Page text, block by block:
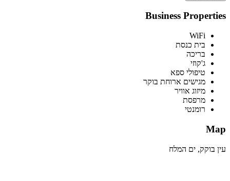
Business Properties
WiFi
בית כנסת
בריכה
ג'קוזי
טיפולי ספא
מגישים ארוחת בוקר
מיזוג אוויר
מרפסת
רומנטי
Map
עין בוקק, ים המלח